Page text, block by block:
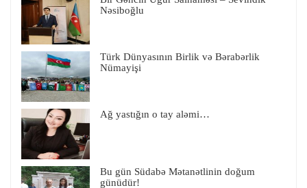
Nəsiboğlu
Türk Dünyasının Birlik və Bərabərlik
Nümayişi
Ağ yastığın o tay aləmi…
Bu gün Südabə Mətanətlinin doğum
günüdür!